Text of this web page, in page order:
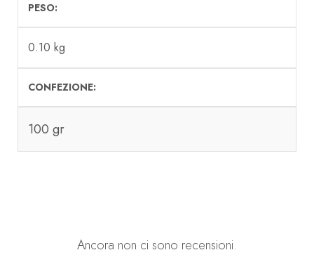
PESO
0.10 kg
CONFEZIONE
100 gr
Ancora non ci sono recensioni.